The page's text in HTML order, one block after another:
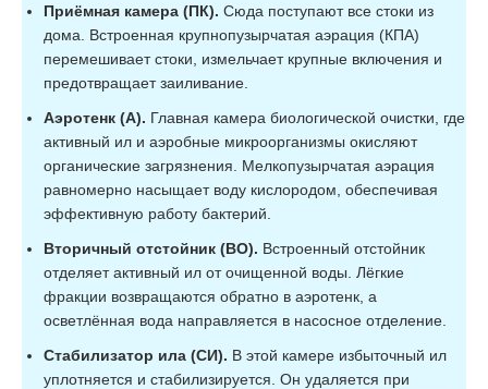
Приёмная камера (ПК). Сюда поступают все стоки из
дома. Встроенная крупнопузырчатая аэрация (КПА)
перемешивает стоки, измельчает крупные включения и
предотвращает заиливание.
Аэротенк (А). Главная камера биологической очистки, где
активный ил и аэробные микроорганизмы окисляют
органические загрязнения. Мелкопузырчатая аэрация
равномерно насыщает воду кислородом, обеспечивая
эффективную работу бактерий.
Вторичный отстойник (ВО). Встроенный отстойник
отделяет активный ил от очищенной воды. Лёгкие
фракции возвращаются обратно в аэротенк, а
осветлённая вода направляется в насосное отделение.
Стабилизатор ила (СИ). В этой камере избыточный ил
уплотняется и стабилизируется. Он удаляется при